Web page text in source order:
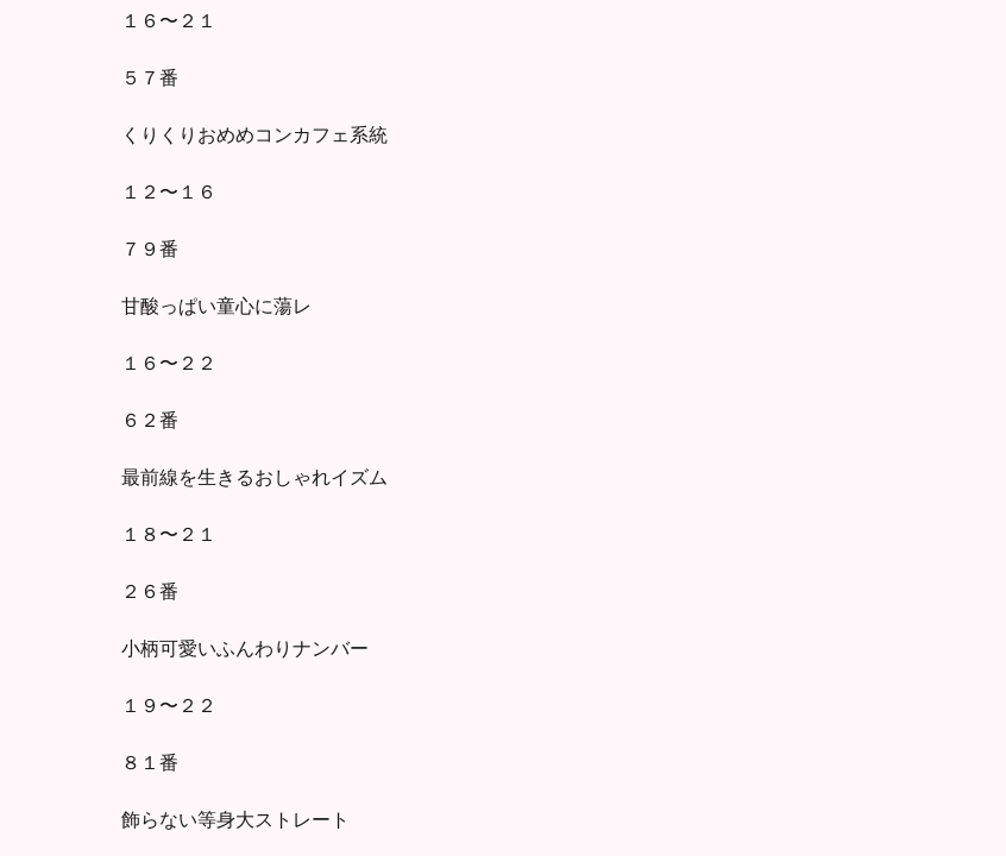
１６〜２１
５７番
くりくりおめめコンカフェ系統
１２〜１６
７９番
甘酸っぱい童心に蕩レ
１６〜２２
６２番
最前線を生きるおしゃれイズム
１８〜２１
２６番
小柄可愛いふんわりナンバー
１９〜２２
８１番
飾らない等身大ストレート